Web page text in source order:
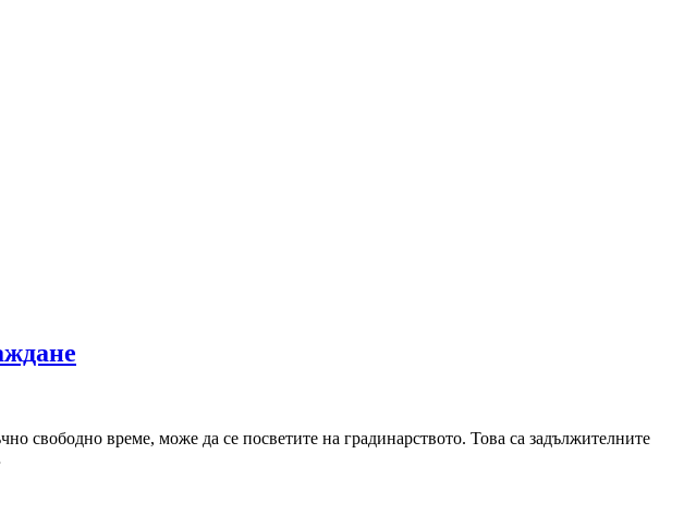
свободно време, може да се посветите на градинарството. Това са задължителните